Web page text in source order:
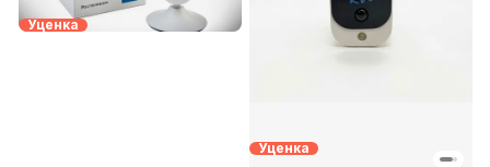
Уценка
Уценка